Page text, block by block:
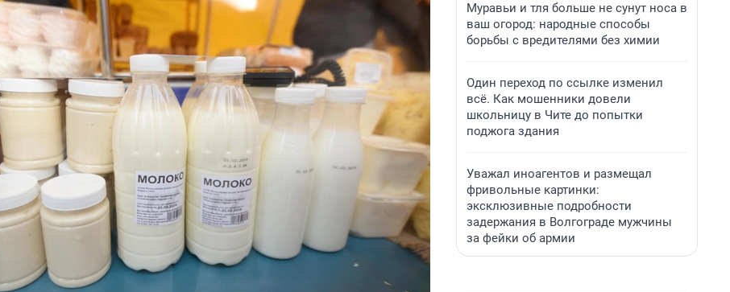
Муравьи и тля больше не сунут носа в
ваш огород: народные способы
борьбы с вредителями без химии
Один переход по ссылке изменил
всё. Как мошенники довели
школьницу в Чите до попытки
поджога здания
Уважал иноагентов и размещал
фривольные картинки:
эксклюзивные подробности
задержания в Волгограде мужчины
за фейки об армии